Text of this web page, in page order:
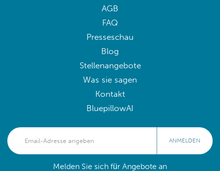
AGB
FAQ
Presseschau
Blog
Stellenangebote
Was sie sagen
Kontakt
BluepillowAI
ANMELDEN
Melden Sie sich für Angebote an